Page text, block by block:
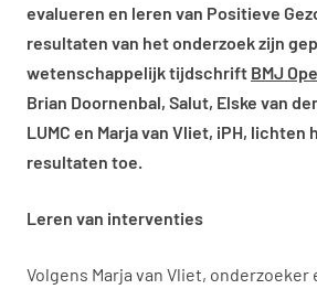
evalueren en leren van Positieve
resultaten van het onderzoek zijn
wetenschappelijk tijdschrift BMJ
Brian Doornenbal, Salut, Elske van
LUMC en Marja van Vliet, iPH, lichten
resultaten toe.
Leren van interventies
Volgens Marja van Vliet,